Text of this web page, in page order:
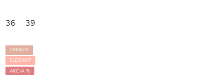
36 39
TRENDY
ELEGANT
AKCIA %